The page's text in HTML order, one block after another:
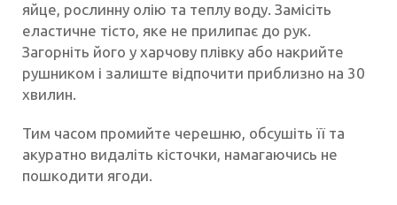
яйце, рослинну олію та теплу воду. Замісіть
еластичне тісто, яке не прилипає до рук.
Загорніть його у харчову плівку або накрийте
рушником і залиште відпочити приблизно на 30
хвилин.
Тим часом промийте черешню, обсушіть її та
акуратно видаліть кісточки, намагаючись не
пошкодити ягоди.